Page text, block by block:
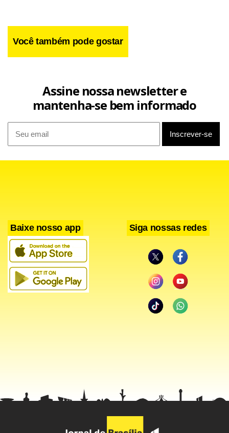
A chapa dos sonhos de Bolsonaro tem Tarcísio para o
ambientalistas, Salles deixou o cargo em junho, mas
emplacou Joaquim Leite como sucessor. Ele mantém boas
relações com o clã Bolsonaro, ao contrário de outros ex-
que Tarcísio seja o nome para o Palácio dos Bandeirantes.
Você também pode gostar
Assine nossa newsletter e
mantenha-se bem informado
Baixe nosso app Siga nossas redes